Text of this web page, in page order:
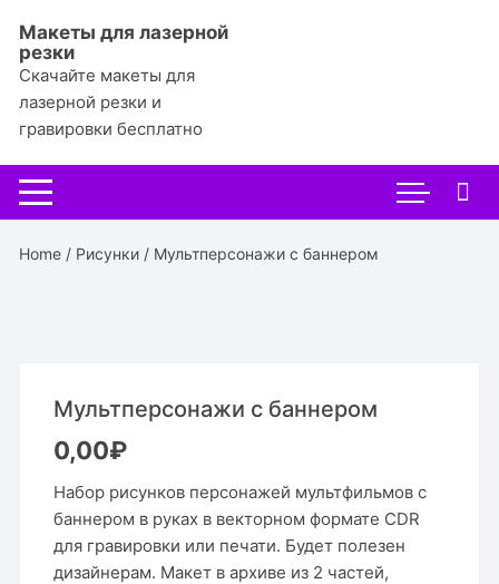
содержимому
Макеты для лазерной
резки
Скачайте макеты для
лазерной резки и
гравировки бесплатно
Home / Рисунки / Мультперсонажи с баннером
Мультперсонажи с баннером
0,00₽
Набор рисунков персонажей мультфильмов с
баннером в руках в векторном формате CDR
для гравировки или печати. Будет полезен
дизайнерам. Макет в архиве из 2 частей,